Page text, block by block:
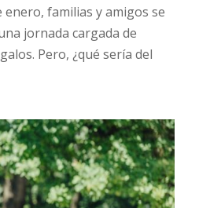
enero, familias y amigos se
jornada cargada de
Pero, ¿qué sería del